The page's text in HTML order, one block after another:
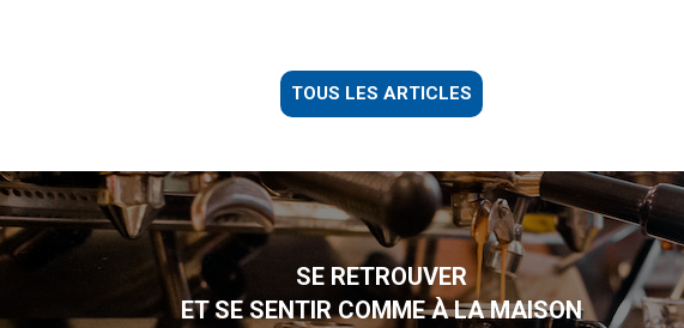
TOUS LES ARTICLES
SE RETROUVER
ET SE SENTIR COMME À LA MAISON